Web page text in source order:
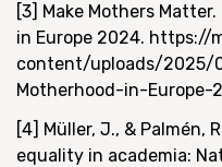
[3] Make Mothers
in Europe 2024. https://
content/uploads/2025/
Motherhood-in-Europe-
[4] Müller, J., & Palmén,
equality in academia: